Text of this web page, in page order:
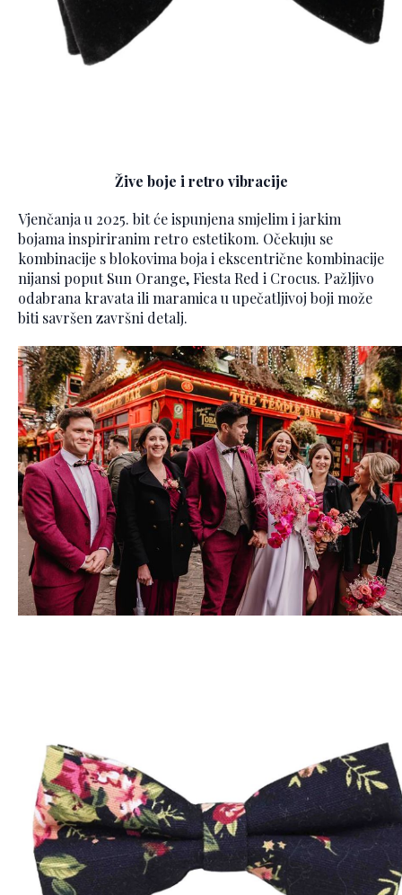
Žive boje i retro vibracije
Vjenčanja u 2025. bit će ispunjena smjelim i jarkim
bojama inspiriranim retro estetikom. Očekuju se
kombinacije s blokovima boja i ekscentrične kombinacije
nijansi poput Sun Orange, Fiesta Red i Crocus. Pažljivo
odabrana kravata ili maramica u upečatljivoj boji može
biti savršen završni detalj.